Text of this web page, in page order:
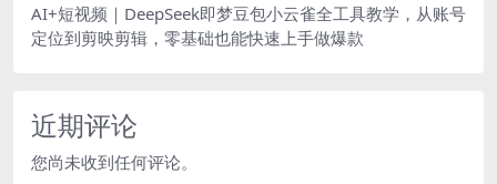
AI+短视频｜DeepSeek即梦豆包小云雀全工具教学，从账号
定位到剪映剪辑，零基础也能快速上手做爆款
近期评论
您尚未收到任何评论。